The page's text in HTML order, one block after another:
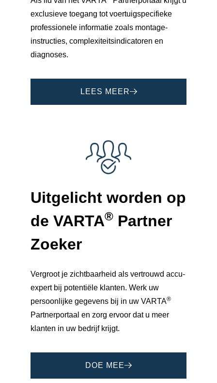
exclusieve toegang tot voertuigspecifieke
professionele informatie zoals montage-
instructies, complexiteitsindicatoren en
diagnoses.
LEES MEER
Uitgelicht worden op
de VARTA® Partner
Zoeker
Vergroot je zichtbaarheid als vertrouwd accu-
expert bij potentiële klanten. Werk uw
persoonlijke gegevens bij in uw VARTA®
Partnerportaal en zorg ervoor dat u meer
klanten in uw bedrijf krijgt.
DOE MEE